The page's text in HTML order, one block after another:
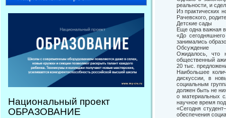
Национальный проект
ОБРАЗОВАНИЕ
реальности, и
Из практических
Рачевского,
Детские сады
Еще одна важная
«До
занимались
Обсуждение
Ожидалось, что
общественный
20 тыс.
Наибольшее
дискуссии, в
социальным
должен быть не
о материальных
научное время
«Сегодня
обеспечения